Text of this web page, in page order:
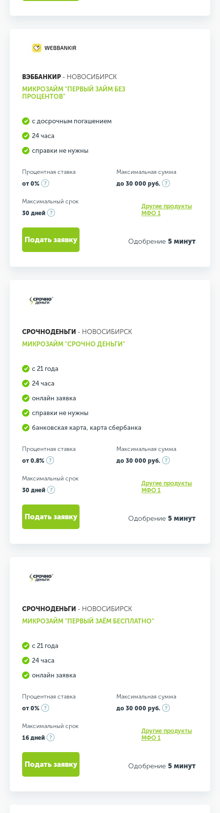
ВЭББАНКИР - НОВОСИБИРСК
МИКРОЗАЙМ "ПЕРВЫЙ ЗАЙМ БЕЗ
ПРОЦЕНТОВ"
с досрочным погашением
24 часа
справки не нужны
Процентная ставка
от 0%
Максимальная сумма
до 30 000 руб.
Максимальный срок
30 дней
Другие продукты
МФО 1
Одобрение 5 минут
Подать заявку
СРОЧНОДЕНЬГИ - НОВОСИБИРСК
МИКРОЗАЙМ "СРОЧНО ДЕНЬГИ"
с 21 года
24 часа
онлайн заявка
справки не нужны
банковская карта, карта сбербанка
Процентная ставка
от 0.8%
Максимальная сумма
до 30 000 руб.
Максимальный срок
30 дней
Другие продукты
МФО 1
Одобрение 5 минут
Подать заявку
СРОЧНОДЕНЬГИ - НОВОСИБИРСК
МИКРОЗАЙМ "ПЕРВЫЙ ЗАЁМ БЕСПЛАТНО"
с 21 года
24 часа
онлайн заявка
Процентная ставка
от 0%
Максимальная сумма
до 30 000 руб.
Максимальный срок
16 дней
Другие продукты
МФО 1
Одобрение 5 минут
Подать заявку